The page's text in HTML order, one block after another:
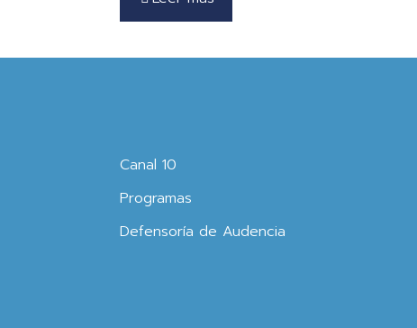
Canal 10
Programas
Defensoría de Audencia